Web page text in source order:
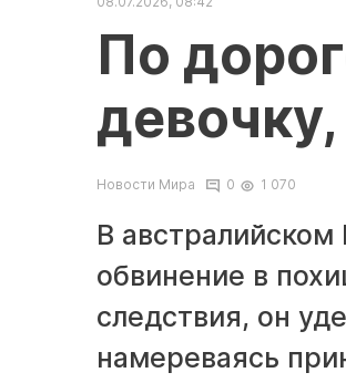
По
Новости Мира 0 1 070
В
обвинение в
следствия, он
намереваясь